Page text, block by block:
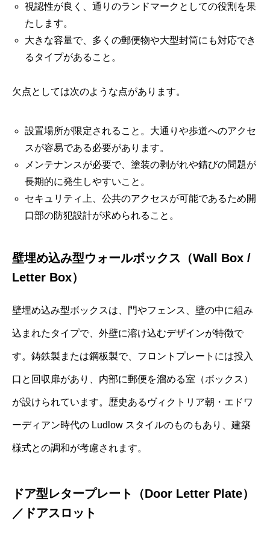
視認性が良く、通りのランドマークとしての役割を果
たします。
大きな容量で、多くの郵便物や大型封筒にも対応でき
るタイプがあること。
欠点としては次のような点があります。
設置場所が限定されること。大通りや歩道へのアクセ
スが容易である必要があります。
メンテナンスが必要で、塗装の剥がれや錆びの問題が
長期的に発生しやすいこと。
セキュリティ上、公共のアクセスが可能であるため開
口部の防犯設計が求められること。
壁埋め込み型ウォールボックス（Wall Box /
Letter Box）
壁埋め込み型ボックスは、門やフェンス、壁の中に組み
込まれたタイプで、外壁に溶け込むデザインが特徴で
す。鋳鉄製または鋼板製で、フロントプレートには投入
口と回収扉があり、内部に郵便を溜める室（ボックス）
が設けられています。歴史あるヴィクトリア朝・エドワ
ーディアン時代の Ludlow スタイルのものもあり、建築
様式との調和が考慮されます。
ドア型レタープレート（Door Letter Plate）
／ドアスロット